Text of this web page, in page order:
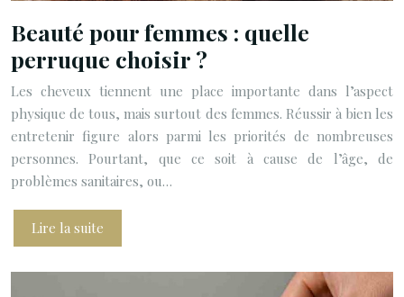
Beauté pour femmes : quelle
perruque choisir ?
Les cheveux tiennent une place importante dans l’aspect
physique de tous, mais surtout des femmes. Réussir à bien les
entretenir figure alors parmi les priorités de nombreuses
personnes. Pourtant, que ce soit à cause de l’âge, de
problèmes sanitaires, ou…
Lire la suite